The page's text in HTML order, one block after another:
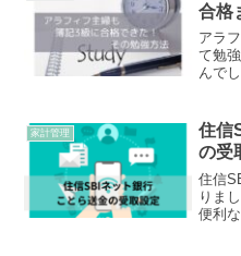
合格
アラ
て勉
んで
介し
家計管理
住信
の受
住信
りま
便利